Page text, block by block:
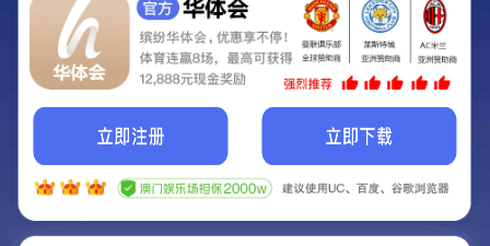
Hey Guys!
我们即将上线啦...
我们的网站正在建设.
它将是非常棒的网站.